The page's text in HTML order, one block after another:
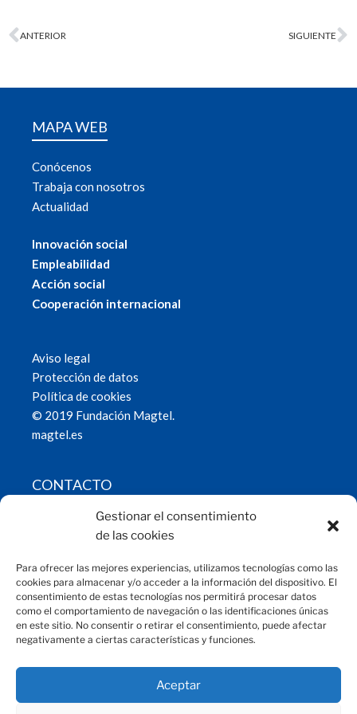
Gestionar el consentimiento
de las cookies
Para ofrecer las mejores experiencias, utilizamos tecnologías como las
cookies para almacenar y/o acceder a la información del dispositivo. El
consentimiento de estas tecnologías nos permitirá procesar datos
como el comportamiento de navegación o las identificaciones únicas
en este sitio. No consentir o retirar el consentimiento, puede afectar
negativamente a ciertas características y funciones.
Aceptar
ANTERIOR SIGUIENTE
MAPA WEB
Conócenos
Trabaja con nosotros
Actualidad
Innovación social
Empleabilidad
Acción social
Cooperación internacional
Aviso legal
Protección de datos
Política de cookies
© 2019 Fundación Magtel.
magtel.es
CONTACTO
fundacion@magtel.es
(+34) 957 42 90 60
C/Gabriel Ramos Bejarano, 114
14014 Córdoba